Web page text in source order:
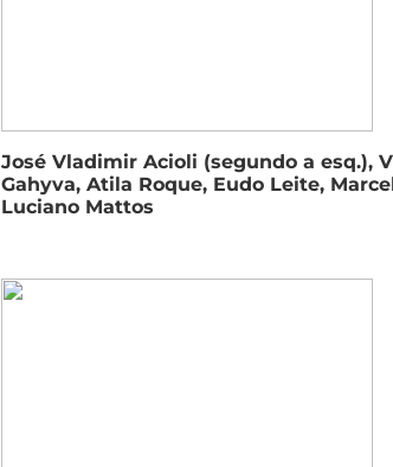
José Vladimir Acioli (segundo a esq.),
Gahyva, Atila Roque, Eudo Leite,
Luciano Mattos